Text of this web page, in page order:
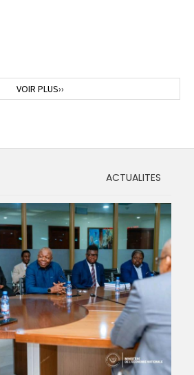
Page
suivante
VOIR PLUS››
ACTUALITES